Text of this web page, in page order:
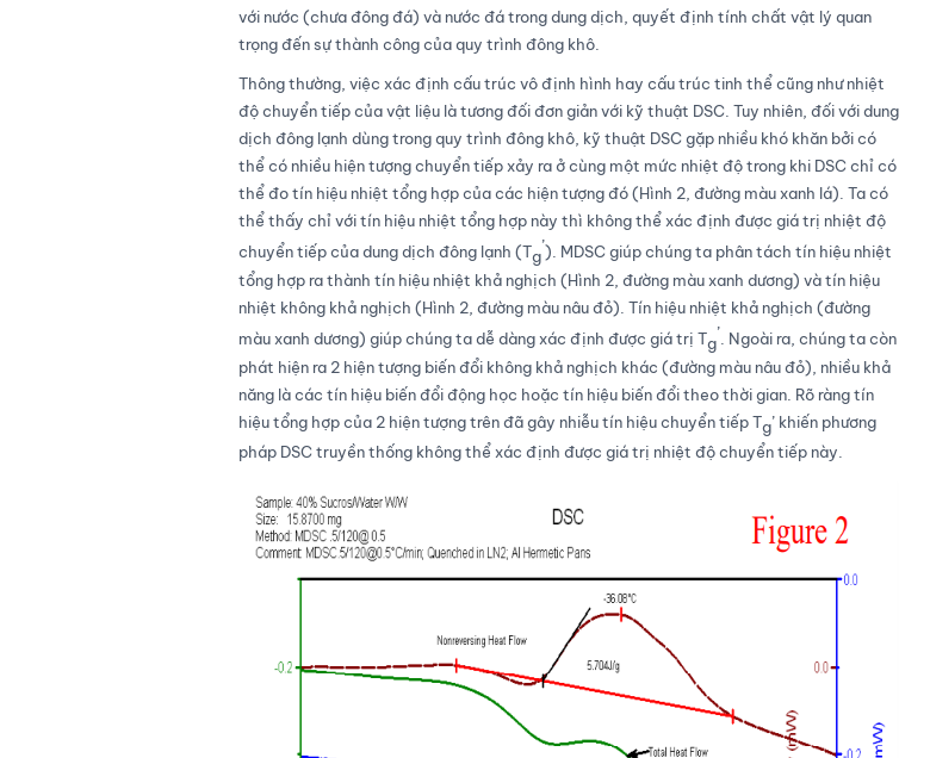
với nước (chưa đông đá) và nước đá trong dung dịch, quyết định tính chất vật lý quan
trọng đến sự thành công của quy trình đông khô.
Thông thường, việc xác định cấu trúc vô định hình hay cấu trúc tinh thể cũng như nhiệt
độ chuyển tiếp của vật liệu là tương đối đơn giản với kỹ thuật DSC. Tuy nhiên, đối với dung
dịch đông lạnh dùng trong quy trình đông khô, kỹ thuật DSC gặp nhiều khó khăn bởi có
thể có nhiều hiện tượng chuyển tiếp xảy ra ở cùng một mức nhiệt độ trong khi DSC chỉ có
thể đo tín hiệu nhiệt tổng hợp của các hiện tượng đó (Hình 2, đường màu xanh lá). Ta có
thể thấy chỉ với tín hiệu nhiệt tổng hợp này thì không thể xác định được giá trị nhiệt độ
chuyển tiếp của dung dịch đông lạnh (Tg
’). MDSC giúp chúng ta phân tách tín hiệu nhiệt
tổng hợp ra thành tín hiệu nhiệt khả nghịch (Hình 2, đường màu xanh dương) và tín hiệu
nhiệt không khả nghịch (Hình 2, đường màu nâu đỏ). Tín hiệu nhiệt khả nghịch (đường
màu xanh dương) giúp chúng ta dễ dàng xác định được giá trị Tg
’ . Ngoài ra, chúng ta còn
phát hiện ra 2 hiện tượng biến đổi không khả nghịch khác (đường màu nâu đỏ), nhiều khả
năng là các tín hiệu biến đổi động học hoặc tín hiệu biến đổi theo thời gian. Rõ ràng tín
hiệu tổng hợp của 2 hiện tượng trên đã gây nhiễu tín hiệu chuyển tiếp Tg’ khiến phương
pháp DSC truyền thống không thể xác định được giá trị nhiệt độ chuyển tiếp này.